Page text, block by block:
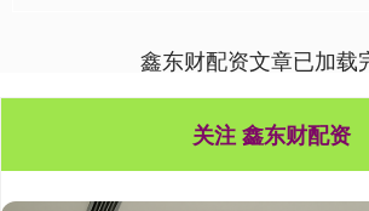
鑫东财配资文章已加载
关注 鑫东财配资